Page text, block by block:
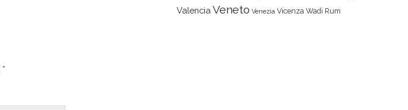
*
Valencia Veneto Venezia Vicenza Wadi Rum